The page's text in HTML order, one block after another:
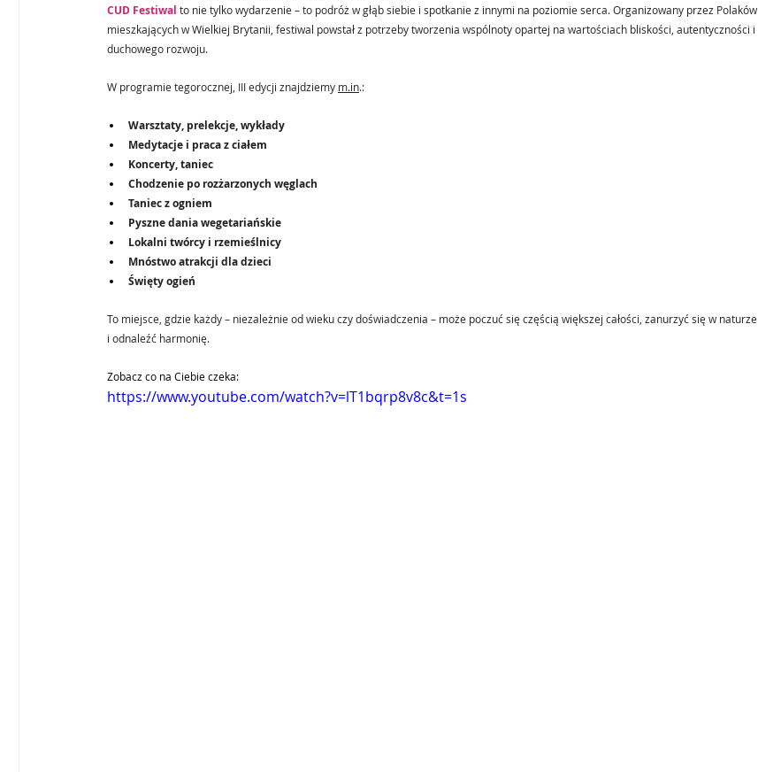
CUD Festiwal to nie tylko wydarzenie – to podróż w głąb siebie i spotkanie z innymi na poziomie serca. Organizowany przez Polaków
mieszkających w Wielkiej Brytanii, festiwal powstał z potrzeby tworzenia wspólnoty opartej na wartościach bliskości, autentyczności i
duchowego rozwoju.
W programie tegorocznej, III edycji znajdziemy m.in.:
Warsztaty, prelekcje, wykłady
Medytacje i praca z ciałem
Koncerty, taniec
Chodzenie po rozżarzonych węglach
Taniec z ogniem
Pyszne dania wegetariańskie
Lokalni twórcy i rzemieślnicy
Mnóstwo atrakcji dla dzieci
Święty ogień
To miejsce, gdzie każdy – niezależnie od wieku czy doświadczenia – może poczuć się częścią większej całości, zanurzyć się w naturze
i odnaleźć harmonię.
Zobacz co na Ciebie czeka:
https://www.youtube.com/watch?v=lT1bqrp8v8c&t=1s